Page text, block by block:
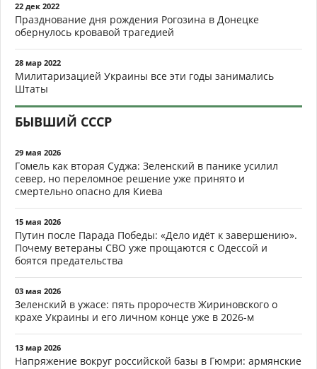
22 дек 2022
Празднование дня рождения Рогозина в Донецке
обернулось кровавой трагедией
28 мар 2022
Милитаризацией Украины все эти годы занимались
Штаты
БЫВШИЙ СССР
29 мая 2026
Гомель как вторая Суджа: Зеленский в панике усилил
север, но переломное решение уже принято и
смертельно опасно для Киева
15 мая 2026
Путин после Парада Победы: «Дело идёт к завершению».
Почему ветераны СВО уже прощаются с Одессой и
боятся предательства
03 мая 2026
Зеленский в ужасе: пять пророчеств Жириновского о
крахе Украины и его личном конце уже в 2026-м
13 мар 2026
Напряжение вокруг российской базы в Гюмри: армянские